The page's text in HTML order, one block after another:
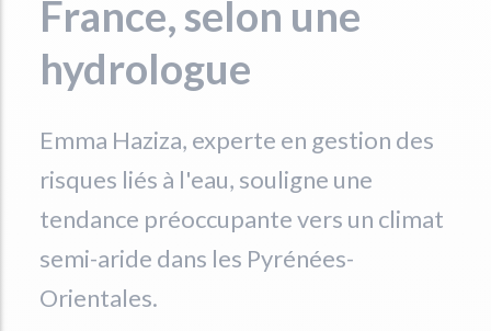
France, selon une
hydrologue
Emma Haziza, experte en gestion des
risques liés à l'eau, souligne une
tendance préoccupante vers un climat
semi-aride dans les Pyrénées-
Orientales.